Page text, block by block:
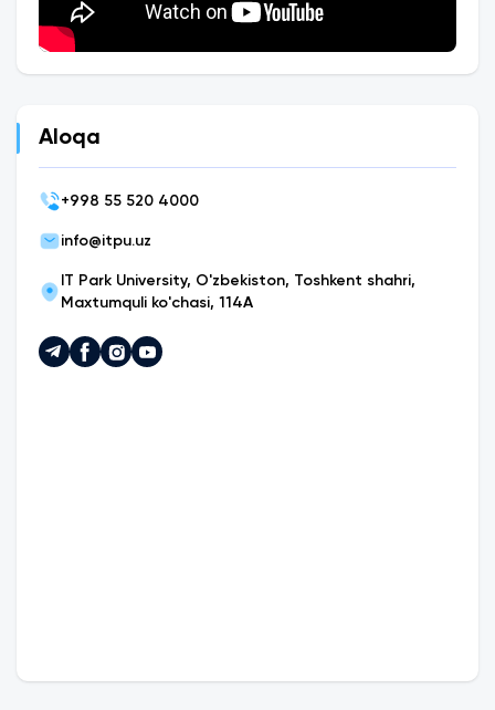
Aloqa
+998 55 520 4000
info@itpu.uz
IT Park University, O'zbekiston, Toshkent shahri,
Maxtumquli ko'chasi, 114A